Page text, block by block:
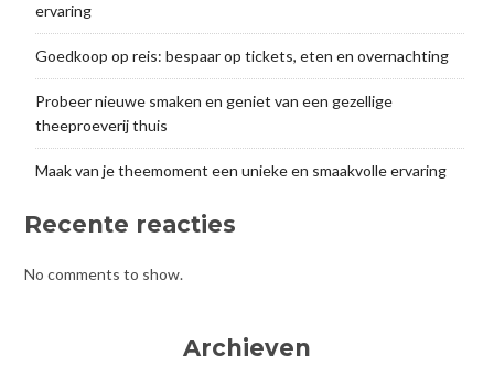
ervaring
Goedkoop op reis: bespaar op tickets, eten en overnachting
Probeer nieuwe smaken en geniet van een gezellige
theeproeverij thuis
Maak van je theemoment een unieke en smaakvolle ervaring
Recente reacties
No comments to show.
Archieven